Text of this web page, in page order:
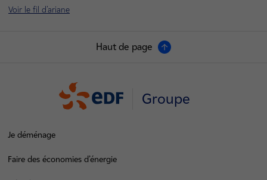
Voir le fil d'ariane
Haut de page
Groupe
Je déménage
Faire des économies d’énergie